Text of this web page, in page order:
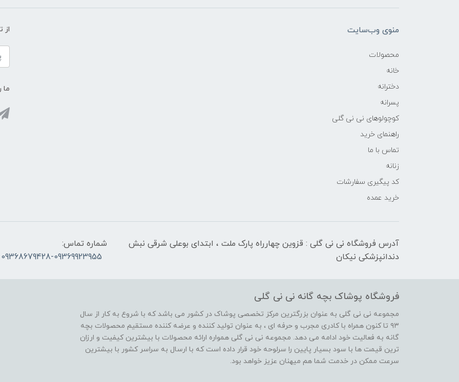
منوی وب‌سایت
محصولات
خانه
دخترانه
پسرانه
کوچولوهای نی نی گلی
راهنمای خرید
تماس با ما
زنانه
کد پیگیری سفارشات
خرید عمده
از
ما
آدرس فروشگاه نی نی گلی : قزوین چهارراه پارک ملت ، ابتدای بوعلی شرقی نبش
دندانپزشکی نیکان
شماره تماس:
09368679428-09369923955
فروشگاه پوشاک بچه گانه نی نی گلی
مجموعه نی نی گلی به عنوان بزرگترین مرکز تخصصی پوشاک در کشور می باشد که با شروع به کار از سال
۹۳ تا کنون همراه با کادری مجرب و حرفه ای ، به عنوان تولید کننده و عرضه کننده مستقیم محصولات بچه
گانه به فعالیت خود ادامه می دهد. مجموعه نی نی گلی همواره ارائه محصولات با بیشترین کیفیت و ارزان
ترین قیمت ها با سود بسیار پایین را سرلوحه خود قرار داده است که با ارسال به سراسر کشور با بیشترین
سرعت ممکن در خدمت شما هم میهنان عزیز خواهد بود.